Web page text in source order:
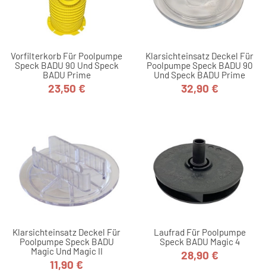
Vorfilterkorb Für Poolpumpe
Speck BADU 90 Und Speck
BADU Prime
Preis
23,50 €
Klarsichteinsatz Deckel Für
Poolpumpe Speck BADU 90
Und Speck BADU Prime
Preis
32,90 €
Klarsichteinsatz Deckel Für
Poolpumpe Speck BADU
Magic Und Magic II
Preis
11,90 €
Laufrad Für Poolpumpe
Speck BADU Magic 4
Preis
28,90 €